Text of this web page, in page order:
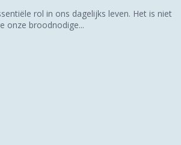
rol in ons dagelijks leven. Het is niet
onze broodnodige...